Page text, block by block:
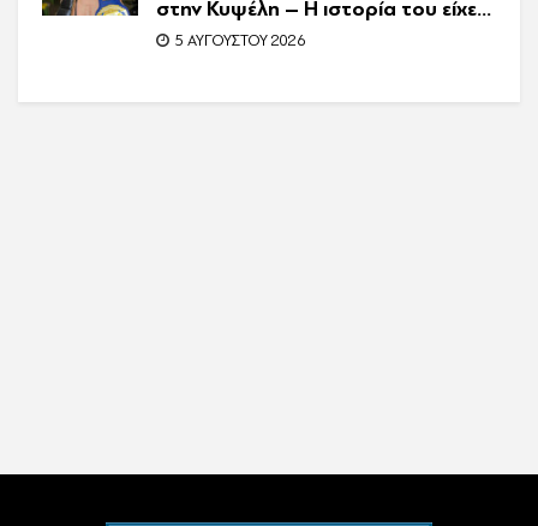
στην Κυψέλη – Η ιστορία του είχε
γίνει ντοκιμαντέρ
5 ΑΥΓΟΎΣΤΟΥ 2026